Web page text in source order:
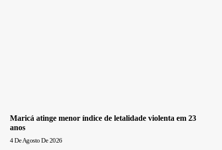
Maricá atinge menor índice de letalidade violenta em 23
anos
4 De Agosto De 2026